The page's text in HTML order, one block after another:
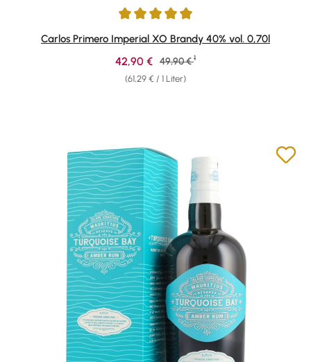
Durchschnittliche Bewertung von 4.91 von 5 Sternen
Carlos Primero Imperial XO Brandy 40% vol. 0,70l
(61,29 € / 1 Liter)
Verkaufspreis:
42,90 € Regulärer Preis:
49,90 € 1